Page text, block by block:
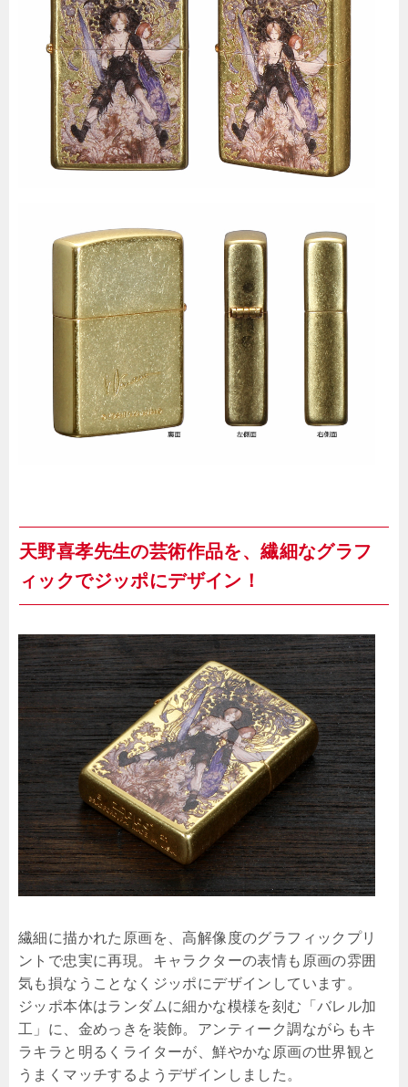
天野喜孝先生の芸術作品を、繊細なグラフ
ィックでジッポにデザイン！
繊細に描かれた原画を、高解像度のグラフィックプリ
ントで忠実に再現。キャラクターの表情も原画の雰囲
気も損なうことなくジッポにデザインしています。
ジッポ本体はランダムに細かな模様を刻む「バレル加
工」に、金めっきを装飾。アンティーク調ながらもキ
ラキラと明るくライターが、鮮やかな原画の世界観と
うまくマッチするようデザインしました。